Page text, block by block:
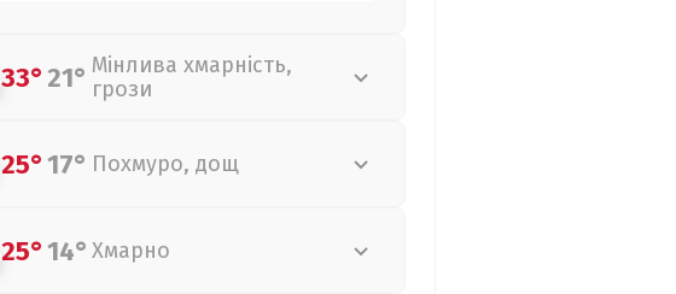
33°21° Мінлива хмарність,
грози
25°17° Похмуро, дощ
25°14° Хмарно